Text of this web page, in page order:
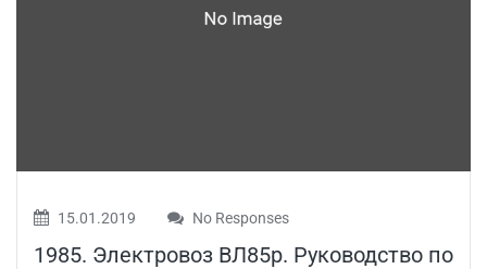
15.01.2019 No Responses
1985. Электровоз ВЛ85р. Руководство по